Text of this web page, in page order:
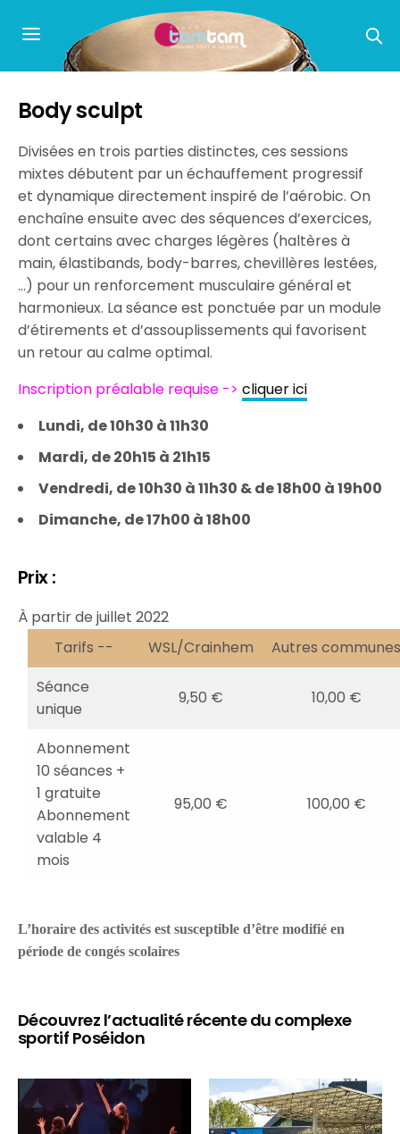
Body sculpt
Divisées en trois parties distinctes, ces sessions
mixtes débutent par un échauffement progressif
et dynamique directement inspiré de l’aérobic. On
enchaîne ensuite avec des séquences d’exercices,
dont certains avec charges légères (haltères à
main, élastibands, body-barres, chevillères lestées,
…) pour un renforcement musculaire général et
harmonieux. La séance est ponctuée par un module
d’étirements et d’assouplissements qui favorisent
un retour au calme optimal.
Inscription préalable requise ->cliquer ici
Lundi, de 10h30 à 11h30
Mardi, de 20h15 à 21h15
Vendredi, de 10h30 à 11h30 & de 18h00 à 19h00
Dimanche, de 17h00 à 18h00
Prix :
À partir de juillet 2022
Tarifs --
WSL/Crainhem
Autres communes
Séance
unique
9,50 € 10,00 €
Abonnement
10 séances +
1 gratuite
Abonnement
valable 4
mois
95,00 € 100,00 €
L’horaire des activités est susceptible d’être modifié en
période de congés scolaires
Découvrez l’actualité récente du complexe
sportif Poséidon